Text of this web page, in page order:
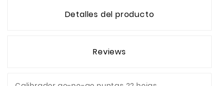
Detalles del producto
Reviews